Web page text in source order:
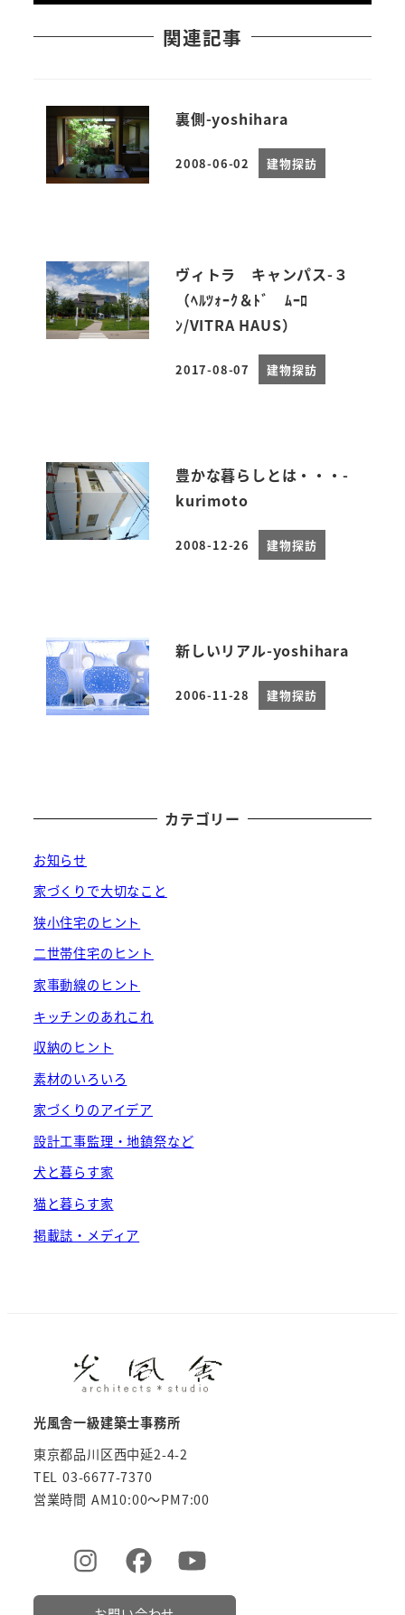
関連記事
裏側-yoshihara
投稿日
2008-06-02 建物探訪
ヴィトラ キャンパス-３
（ﾍﾙﾂｫｰｸ＆ﾄﾞ ﾑｰﾛ
ﾝ/VITRA HAUS）
投稿日
2017-08-07 建物探訪
豊かな暮らしとは・・・-
kurimoto
投稿日
2008-12-26 建物探訪
新しいリアル-yoshihara
投稿日
2006-11-28 建物探訪
カテゴリー
お知らせ
家づくりで大切なこと
狭小住宅のヒント
二世帯住宅のヒント
家事動線のヒント
キッチンのあれこれ
収納のヒント
素材のいろいろ
家づくりのアイデア
設計工事監理・地鎮祭など
犬と暮らす家
猫と暮らす家
掲載誌・メディア
光風舎一級建築士事務所
東京都品川区西中延2-4-2
TEL 03-6677-7370
営業時間 AM10:00～PM7:00